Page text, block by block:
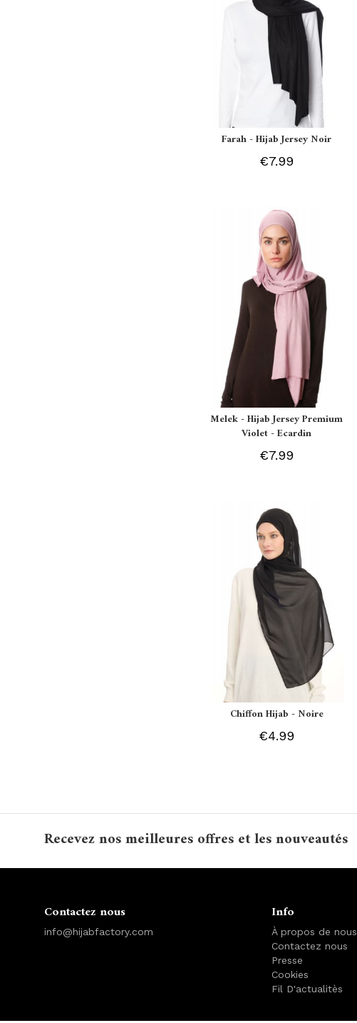
Farah - Hijab Jersey Noir
€7.99
Melek - Hijab Jersey Premium
Violet - Ecardin
€7.99
Chiffon Hijab - Noire
€4.99
Recevez nos meilleures offres et les nouveautés
Contactez nous
info@hijabfactory.com
Info
À propos de nous
Contactez nous
Presse
Cookies
Fil D'actualitès